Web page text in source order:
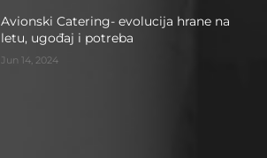
Avionski Catering- evolucija hrane na
letu, ugođaj i potreba
Jun 14, 2024